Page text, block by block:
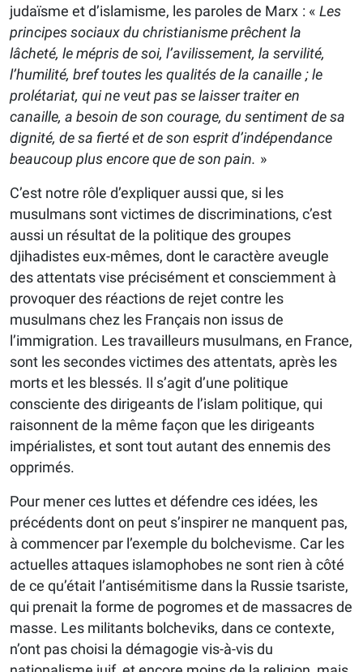
judaïsme et d’islamisme, les paroles de Marx : « Les
principes sociaux du christianisme prêchent la
lâcheté, le mépris de soi, l’avilissement, la servilité,
l’humilité, bref toutes les qualités de la canaille ; le
prolétariat, qui ne veut pas se laisser traiter en
canaille, a besoin de son courage, du sentiment de sa
dignité, de sa fierté et de son esprit d’indépendance
beaucoup plus encore que de son pain. »
C’est notre rôle d’expliquer aussi que, si les
musulmans sont victimes de discriminations, c’est
aussi un résultat de la politique des groupes
djihadistes eux-mêmes, dont le caractère aveugle
des attentats vise précisément et consciemment à
provoquer des réactions de rejet contre les
musulmans chez les Français non issus de
l’immigration. Les travailleurs musulmans, en France,
sont les secondes victimes des attentats, après les
morts et les blessés. Il s’agit d’une politique
consciente des dirigeants de l’islam politique, qui
raisonnent de la même façon que les dirigeants
impérialistes, et sont tout autant des ennemis des
opprimés.
Pour mener ces luttes et défendre ces idées, les
précédents dont on peut s’inspirer ne manquent pas,
à commencer par l’exemple du bolchevisme. Car les
actuelles attaques islamophobes ne sont rien à côté
de ce qu’était l’antisémitisme dans la Russie tsariste,
qui prenait la forme de pogromes et de massacres de
masse. Les militants bolcheviks, dans ce contexte,
n’ont pas choisi la démagogie vis-à-vis du